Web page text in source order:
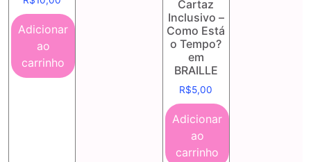
Adicionar
ao
carrinho
Cartaz
Inclusivo –
Como Está
o Tempo?
em
BRAILLE
R$5,00
Adicionar
ao
carrinho